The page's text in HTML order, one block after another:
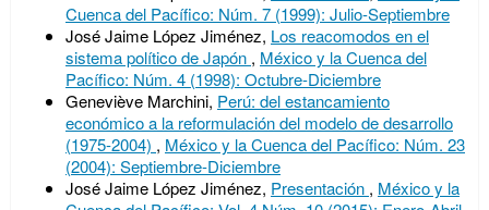
Cuenca del Pacífico: Núm. 7 (1999): Julio-Septiembre
José Jaime López Jiménez, Los reacomodos en el
sistema político de Japón , México y la Cuenca del
Pacífico: Núm. 4 (1998): Octubre-Diciembre
Geneviève Marchini, Perú: del estancamiento
económico a la reformulación del modelo de desarrollo
(1975-2004) , México y la Cuenca del Pacífico: Núm. 23
(2004): Septiembre-Diciembre
José Jaime López Jiménez, Presentación , México y la